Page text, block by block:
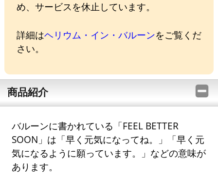
め、サービスを休止しています。
詳細はヘリウム・イン・バルーンをご覧くだ
さい。
商品紹介
バルーンに書かれている「FEEL BETTER
SOON」は「早く元気になってね。」「早く元
気になるように願っています。」などの意味が
あります。